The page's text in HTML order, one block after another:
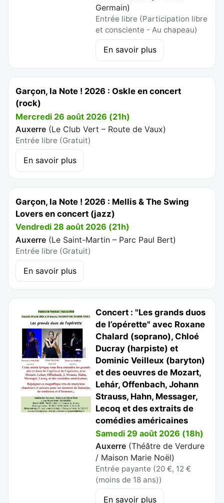
Germain)
Entrée libre (Participation libre
et consciente - Au chapeau)
En savoir plus
Garçon, la Note ! 2026 : Oskle en concert
(rock)
Mercredi 26 août 2026 (21h)
Auxerre (Le Club Vert – Route de Vaux)
Entrée libre (Gratuit)
En savoir plus
Garçon, la Note ! 2026 : Mellis & The Swing
Lovers en concert (jazz)
Vendredi 28 août 2026 (21h)
Auxerre (Le Saint-Martin – Parc Paul Bert)
Entrée libre (Gratuit)
En savoir plus
Concert : "Les grands duos
de l’opérette" avec Roxane
Chalard (soprano), Chloé
Ducray (harpiste) et
Dominic Veilleux (baryton)
et des oeuvres de Mozart,
Lehár, Offenbach, Johann
Strauss, Hahn, Messager,
Lecoq et des extraits de
comédies américaines
Samedi 29 août 2026 (18h)
Auxerre (Théâtre de Verdure
/ Maison Marie Noël)
Entrée payante (20 €, 12 €
(moins de 18 ans))
En savoir plus